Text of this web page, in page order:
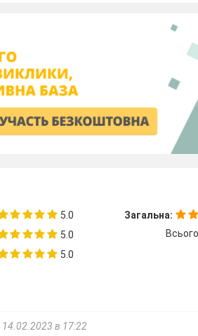
5.0
5.0
5.0
Загальна:
14.02.2023 в 17:22